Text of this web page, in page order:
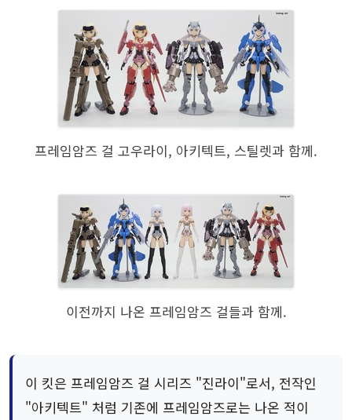
프레임암즈 걸 고우라이, 아키텍트, 스틸렛과 함께.
이전까지 나온 프레임암즈 걸들과 함께.
이 킷은 프레임암즈 걸 시리즈 "진라이"로서, 전작인
"아키텍트" 처럼 기존에 프레임암즈로는 나온 적이